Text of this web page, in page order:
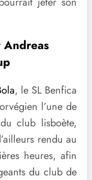
Andreas
, le SL Benfica
l’une de
club lisboète,
rendu au
heures, afin
du club de